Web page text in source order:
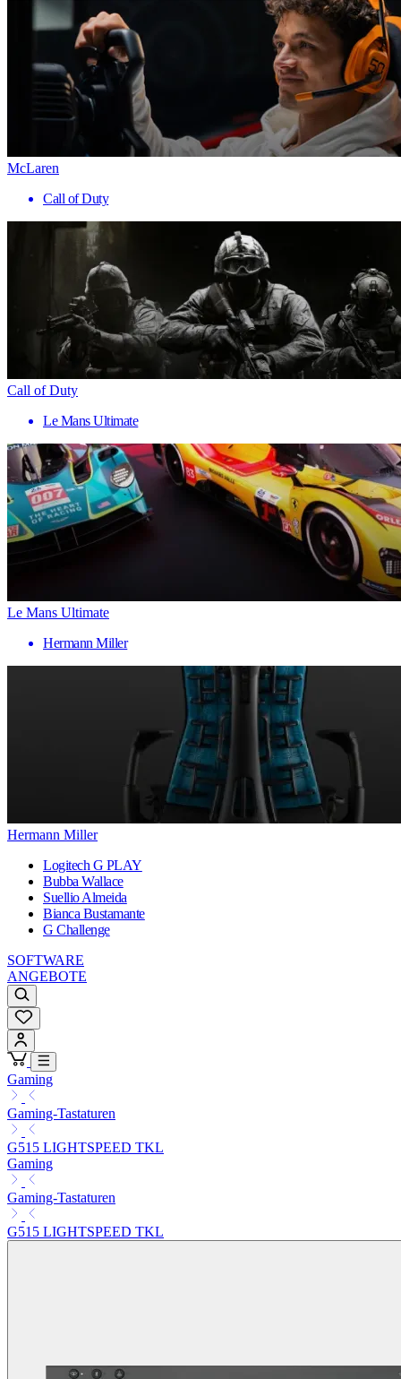
McLaren
Call of Duty
Call of Duty
Le Mans Ultimate
Le Mans Ultimate
Hermann Miller
Hermann Miller
Logitech G PLAY
Bubba Wallace
Suellio Almeida
Bianca Bustamante
G Challenge
SOFTWARE
ANGEBOTE
Gaming
Gaming-Tastaturen
G515 LIGHTSPEED TKL
Gaming
Gaming-Tastaturen
G515 LIGHTSPEED TKL